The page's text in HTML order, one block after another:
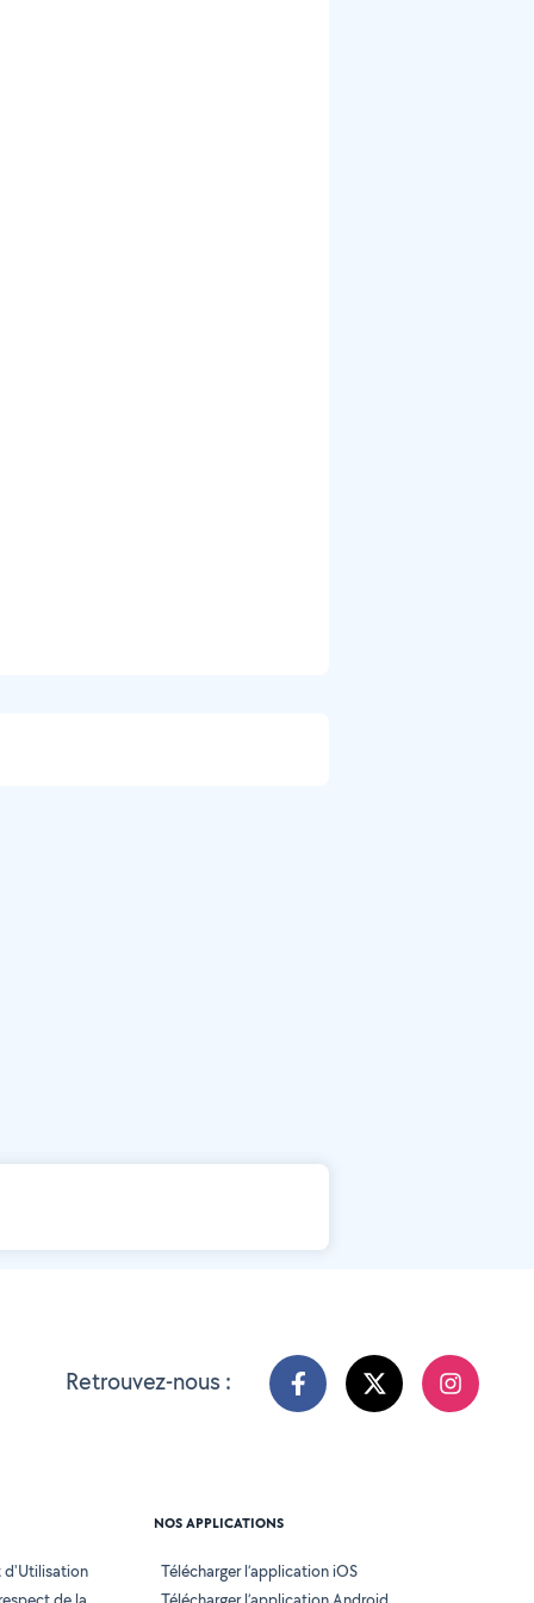
Retrouvez-nous :
d'Utilisation
NOS APPLICATIONS
Télécharger l’application iOS